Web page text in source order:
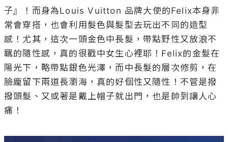
子』！而身為Louis Vuitton 品牌大使的Felix本身非
常會穿搭，也會利用髮色與髮型去玩出不同的造型
感！尤其，這次一頭金色中長髮，帶點野性又放浪不
羈的隨性感，真的很戳中女生心裡耶！Felix的金髮在
陽光下，略帶點銀色光澤，而中長髮的層次修剪，在
臉龐留下兩道長瀏海，真的好個性又隨性！不管是撥
撥頭髮、又或著是戴上帽子就出門，也是帥到讓人心
痛！